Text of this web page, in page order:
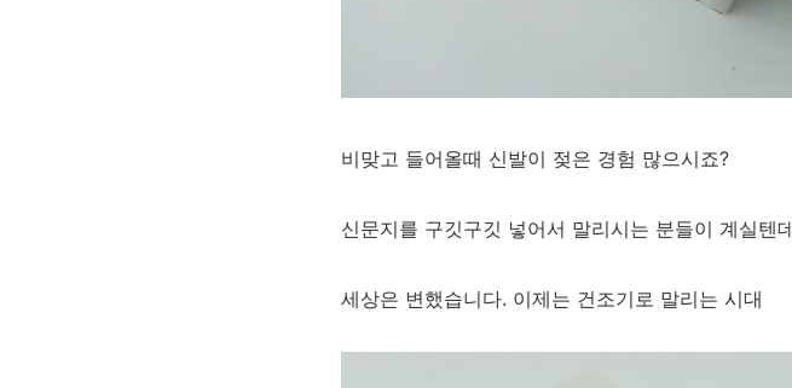
비맞고 들어올때 신발이 젖은 경험 많으시죠?
신문지를 구깃구깃 넣어서 말리시는 분들이 계실텐
세상은 변했습니다. 이제는 건조기로 말리는 시대